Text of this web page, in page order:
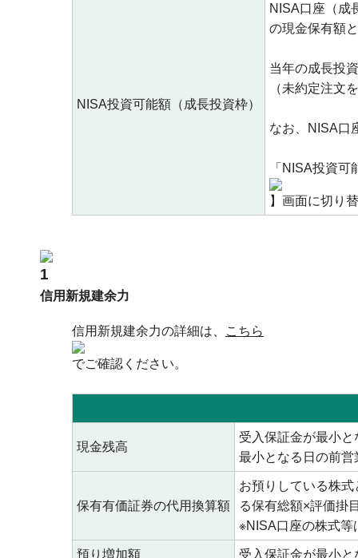
NISA投資可能額（成長投資枠）
NISA口座（成
の現金保有額
当年の成長投
（未約定注文
なお、NISA口
「NISA投資
】画面に切り
信用新規建余力
信用新規建余力の詳細は、 こちら
でご確認ください。
現金残高
受入保証金が最小
最小となる日の前
保有有価証券の代用換算額
お預りしている株
る保有総額×評価掛
※NISA口座の株式等
預り増加額 受入保証金が最小